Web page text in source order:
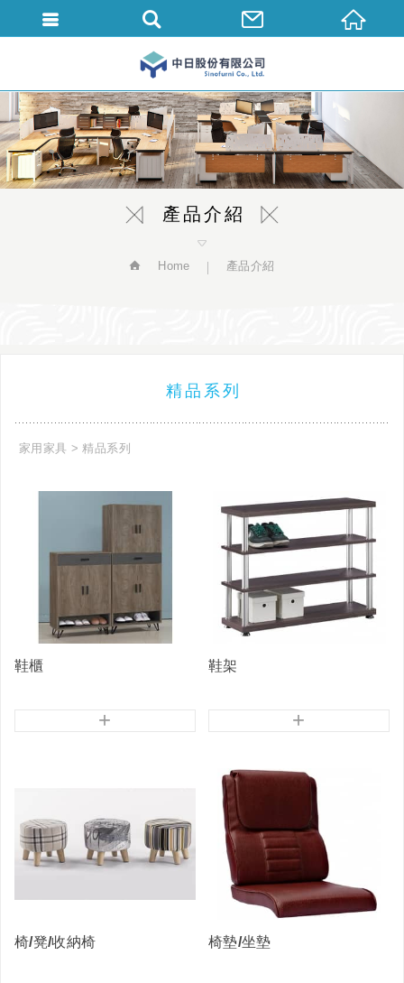
產品介紹
Home 產品介紹
精品系列
家用家具 精品系列
鞋櫃
+
鞋架
+
椅/凳/收納椅 椅墊/坐墊
繁體中文